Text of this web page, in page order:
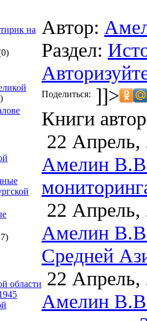
на
области
Автор:
Раздел:
Поделиться: ]]>
Книги
22 Апрель,
Амелин В.В.
22 Апрель,
Амелин
Средней
22 Апрель,
Амелин